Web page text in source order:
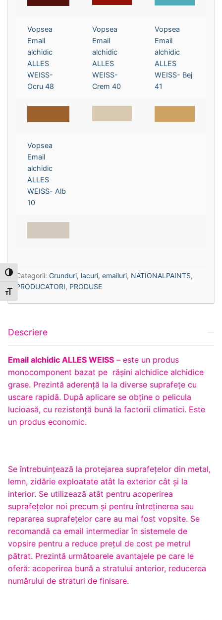
Toggle High Contrast
Toggle Font size
Vopsea
Email
alchidic
ALLES
WEISS-
Ocru 48
Vopsea
Email
alchidic
ALLES
WEISS-
Crem 40
Vopsea
Email
alchidic
ALLES
WEISS- Bej
41
Vopsea
Email
alchidic
ALLES
WEISS- Alb
10
Categorii: Grunduri, lacuri, emailuri, NATIONALPAINTS,
PRODUCATORI, PRODUSE
Descriere
Email alchidic ALLES WEISS – este un produs
monocomponent bazat pe rășini alchidice alchidice
grase. Prezintă aderență la la diverse suprafețe cu
uscare rapidă. După aplicare se obține o pelicula
lucioasă, cu rezistență bună la factorii climatici. Este
un produs economic.
Se întrebuinţează la protejarea suprafeţelor din metal,
lemn, zidărie exploatate atât la exterior cât şi la
interior. Se utilizează atât pentru acoperirea
suprafeţelor noi precum şi pentru întreţinerea sau
repararea suprafeţelor care au mai fost vopsite. Se
recomandă ca email intermediar în sistemele de
vopsire pentru a reduce preţul de cost pe metrul
pătrat. Prezintă următoarele avantajele pe care le
oferă: acoperirea bună a stratului anterior, reducerea
numărului de straturi de finisare.